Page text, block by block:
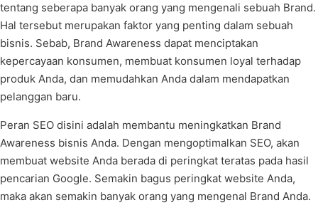
tentang seberapa banyak orang yang mengenali sebuah Brand.
Hal tersebut merupakan faktor yang penting dalam sebuah
bisnis. Sebab, Brand Awareness dapat menciptakan
kepercayaan konsumen, membuat konsumen loyal terhadap
produk Anda, dan memudahkan Anda dalam mendapatkan
pelanggan baru.
Peran SEO disini adalah membantu meningkatkan Brand
Awareness bisnis Anda. Dengan mengoptimalkan SEO, akan
membuat website Anda berada di peringkat teratas pada hasil
pencarian Google. Semakin bagus peringkat website Anda,
maka akan semakin banyak orang yang mengenal Brand Anda.